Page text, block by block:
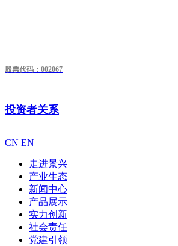
股票代码：002067
投资者关系
CN EN
走进景兴
产业生态
新闻中心
产品展示
实力创新
社会责任
党建引领